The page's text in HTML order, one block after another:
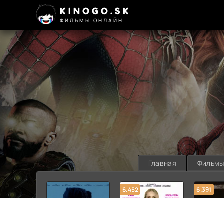
KINOGO.SK
ФИЛЬМЫ ОНЛАЙН
Главная Фильмы
6.452 6.391